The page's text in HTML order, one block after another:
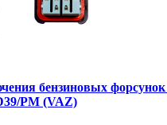
бензиновых
PM (VAZ)